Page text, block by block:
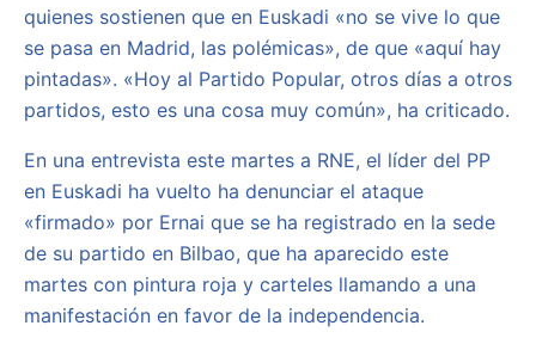
quienes sostienen que en Euskadi «no se vive lo que
se pasa en Madrid, las polémicas», de que «aquí hay
pintadas». «Hoy al Partido Popular, otros días a otros
partidos, esto es una cosa muy común», ha criticado.
En una entrevista este martes a RNE, el líder del PP
en Euskadi ha vuelto ha denunciar el ataque
«firmado» por Ernai que se ha registrado en la sede
de su partido en Bilbao, que ha aparecido este
martes con pintura roja y carteles llamando a una
manifestación en favor de la independencia.